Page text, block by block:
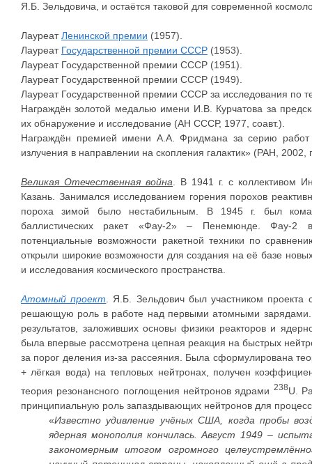
Я.Б. Зельдовича, и остаётся таковой для современной
ЛауреатЛенинской премии (1957).
Лауреат Государственной премии СССР (1953).
Лауреат Государственной премии СССР (1951).
Лауреат Государственной премии СССР (1949).
Лауреат Государственной премии СССР за исследования по
Награждён золотой медалью имени И.В. Курчатова за
их обнаружение и исследование (АН СССР, 1977, соавт.).
Награждён премией имени А.А. Фридмана за серию работ
излучения в направлении на скопления галактик» (РАН, 2002,
Великая Отечественная война . В 1941 г. с коллективом
Казань. Занимался исследованием горения порохов
пороха зимой было нестабильным. В 1945 г. был
баллистических ракет «Фау-2» – Пенемюнде. Фау-2
потенциальные возможности ракетной техники по
открыли широкие возможности для создания на её базе
и исследования космического пространства.
Атомный проект . Я.Б. Зельдович был участником
решающую роль в работе над первыми атомными
результатов, заложивших основы физики реакторов и
была впервые рассмотрена цепная реакция на быстрых
за порог деления из-за рассеяния. Была сформулирована
+ лёгкая вода) на тепловых нейтронах, получен
теория резонансного поглощения нейтронов ядрами 238U.
принципиальную роль запаздывающих нейтронов для
«Известно удивление учёных США, когда пробы
ядерная монополия кончилась. Август 1949 –
закономерным итогом огромного